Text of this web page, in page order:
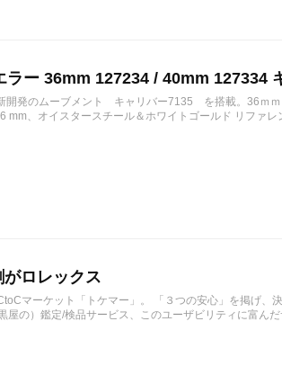
ラー 36mm 127234 / 40mm 127334
開発のムーブメント キャリバー7135 を搭載。36ｍｍ
mm、オイスタースチール＆ホワイトゴールド リファ
がロレックス
マーケット「トケマー」。 「３つの安心」を掲げ、
屋の）鑑定/検品サービス、このユーザビリティに富ん